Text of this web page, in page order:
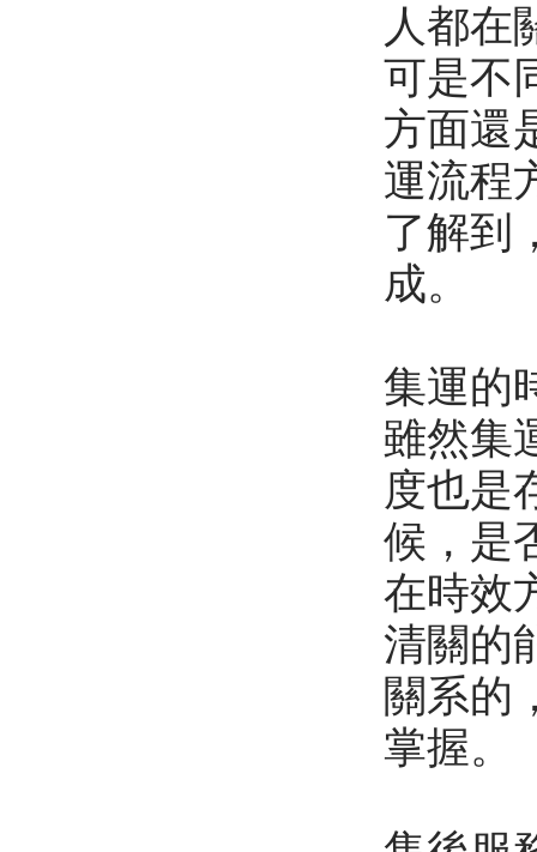
人都在
可是不
方面還
運流程
了解到
成。
集運的
雖然集
度也是
候，是
在時效
清關的
關系的
掌握。